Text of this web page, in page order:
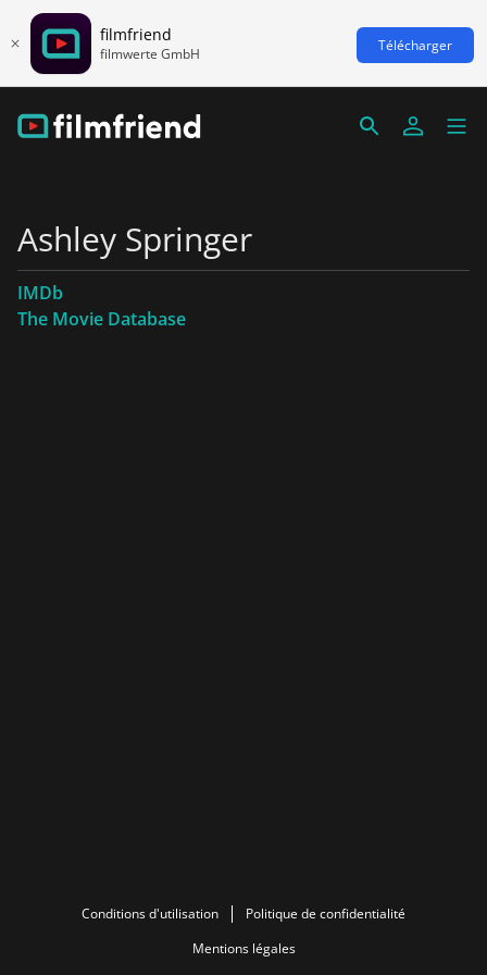
filmfriend
filmwerte GmbH Télécharger
Ashley Springer
IMDb
The Movie Database
Conditions d'utilisation
Politique de confidentialité
Mentions légales